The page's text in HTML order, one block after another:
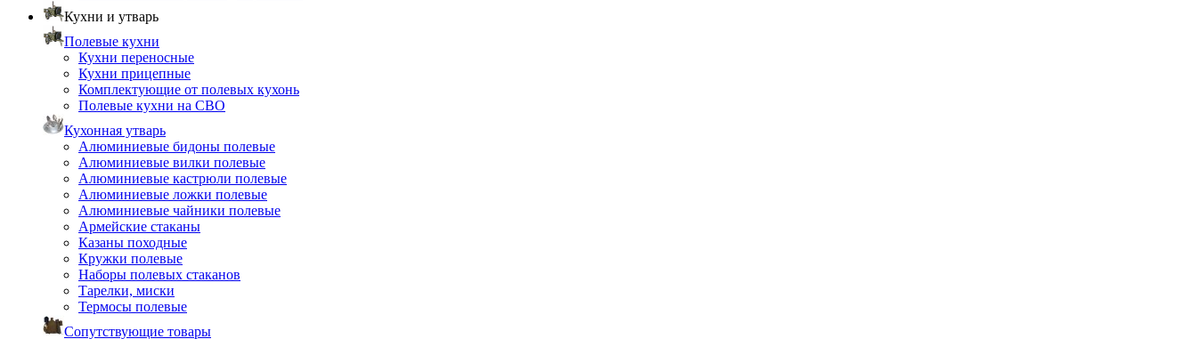
Кухни и утварь
Полевые кухни
Кухни переносные
Кухни прицепные
Комплектующие от полевых кухонь
Полевые кухни на СВО
Кухонная утварь
Алюминиевые бидоны полевые
Алюминиевые вилки полевые
Алюминиевые кастрюли полевые
Алюминиевые ложки полевые
Алюминиевые чайники полевые
Армейские стаканы
Казаны походные
Кружки полевые
Наборы полевых стаканов
Тарелки, миски
Термосы полевые
Сопутствующие товары